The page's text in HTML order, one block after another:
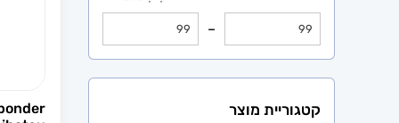
–
קטגוריית מוצר